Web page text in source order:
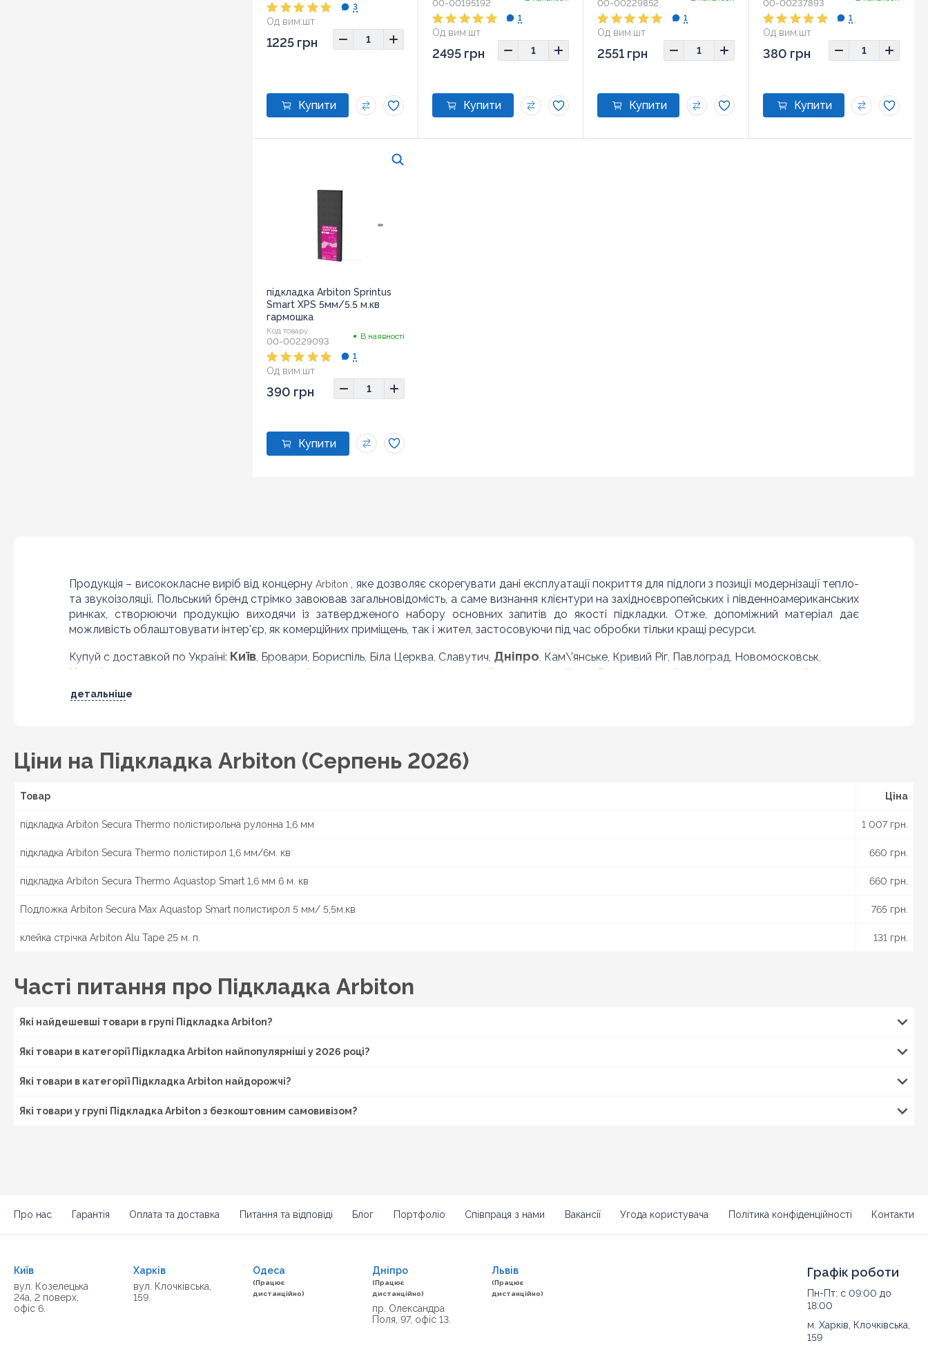
Од вим:шт
3
1225 грн
00-00195192
Од вим:шт
1
2495 грн
00-00229852
Од вим:шт
1
2551 грн
00-00237893
Од вим:шт
1
380 грн
підкладка Arbiton Sprintus
Smart XPS 5мм/5.5 м.кв
гармошка
Код товару:
00-00229093 В наявності
Од вим:шт
1
390 грн
Продукція – висококласне виріб від концернуArbiton
, яке дозволяє скорегувати дані експлуатації покриття для підлоги з позиції модернізації тепло-
та звукоізоляції. Польський бренд стрімко завоював загальновідомість, а саме визнання клієнтури на західноєвропейських і південноамериканських
ринках, створюючи продукцію виходячи із затвердженого набору основних запитів до якості підкладки. Отже, допоміжний матеріал дає
можливість облаштовувати інтер'єр, як комерційних приміщень, так і жител, застосовуючи під час обробки тільки кращі ресурси.
Купуй с доставкой по Україні: Київ , Бровари, Бориспіль, Біла Церква, Славутич, Дніпро , Кам\'янське, Кривий Ріг, Павлоград, Новомосковськ,
Харків , Чугуїв, Красноград, Ізюм, Миколаїв, Вознесенськ, Мукачево, Ужгород, Луцьк, Ковель, Рівне, Запоріжжя
, Суми, Охтирка, Шостка, Ромни,
Конотоп,
Кременчук, Миргород, Лубни, Вінниця, Жмеринка, Гайсин, Бердичів, Житомир, Новоград-Волинський, Коростень,
детальніше
Ціни на Підкладка Arbiton (Серпень 2026)
Товар Ціна
підкладка Arbiton Secura Thermo полістирольна рулонна 1,6 мм 1 007 грн.
підкладка Arbiton Secura Thermo полістирол 1,6 мм/6м. кв 660 грн.
підкладка Arbiton Secura Thermo Aquastop Smart 1,6 мм 6 м. кв 660 грн.
Подложка Arbiton Secura Max Aquastop Smart полистирол 5 мм/ 5,5м.кв 765 грн.
клейка стрічка Arbiton Alu Tape 25 м. п. 131 грн.
Часті питання про Підкладка Arbiton
Які найдешевші товари в групі Підкладка Arbiton?
Які товари в категорії Підкладка Arbiton найпопулярніші у 2026 році?
Які товари в категорії Підкладка Arbiton найдорожчі?
Які товари у групі Підкладка Arbiton з безкоштовним самовивізом?
Про нас Гарантія Оплата та доставка Питання та відповіді Блог Портфоліо Співпраця з нами Вакансії Угода користувача Політика конфіденційності Контакти
Київ
вул. Козелецька
24а, 2 поверх,
офіс 6.
Харків
вул. Клочківська,
159.
Одеса
(Працює
дистанційно)
Дніпро
(Працює
дистанційно)
пр. Олександра
Поля, 97, офіс 13.
Львів
(Працює
дистанційно)
Графік роботи
Пн-Пт: с 09:00 до
18:00
м. Харків, Клочківська,
159